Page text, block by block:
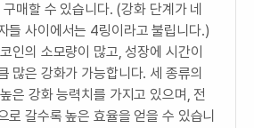
매할 수 있습니다. (강화 단계가 네
들 사이에서는 4링이라고 불립니다.)
인의 소모량이 많고, 성장에 시간이
많은 강화가 가능합니다. 세 종류의
은 강화 능력치를 가지고 있으며, 전
로 갈수록 높은 효율을 얻을 수 있습니